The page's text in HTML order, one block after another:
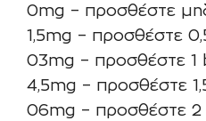
0mg – προσθέστε
1,5mg – προσθέστε
03mg – προσθέστε 1
4,5mg – προσθέστε
06mg – προσθέστε 2